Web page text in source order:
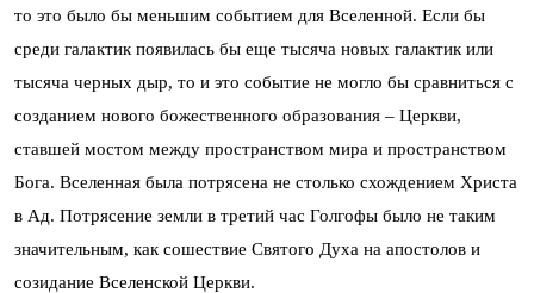
то это было бы меньшим событием для Вселенной. Если бы
среди галактик появилась бы еще тысяча новых галактик или
тысяча черных дыр, то и это событие не могло бы сравниться с
созданием нового божественного образования – Церкви,
ставшей мостом между пространством мира и пространством
Бога. Вселенная была потрясена не столько схождением Христа
в Ад. Потрясение земли в третий час Голгофы было не таким
значительным, как сошествие Святого Духа на апостолов и
созидание Вселенской Церкви.